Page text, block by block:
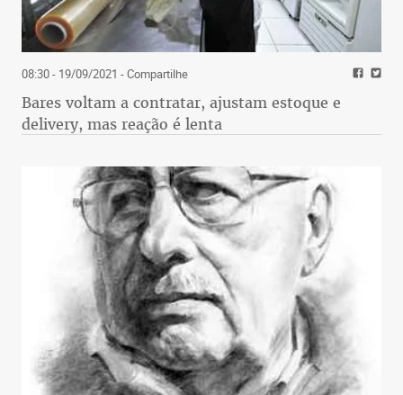
08:30 - 19/09/2021 - Compartilhe
Bares voltam a contratar, ajustam estoque e
delivery, mas reação é lenta